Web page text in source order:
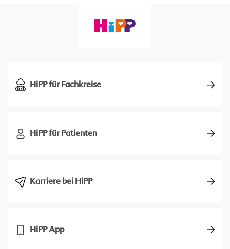
HiPP für Fachkreise
HiPP für Patienten
Karriere bei HiPP
HiPP App